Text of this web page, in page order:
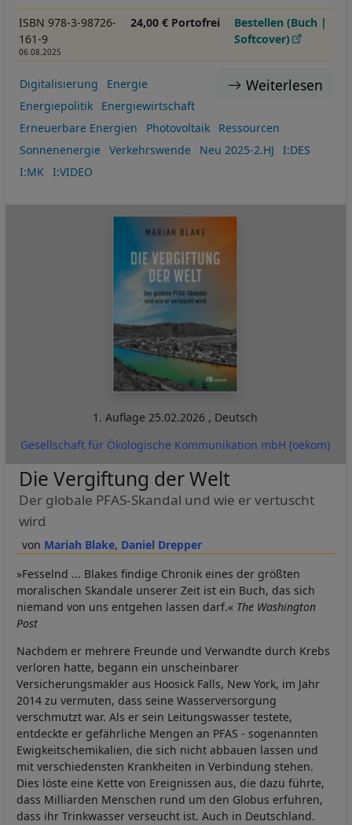
ISBN 978-3-98726-
161-9
06.08.2025
24,00 € Portofrei
Bestellen (Buch |
Softcover)
Weiterlesen
Digitalisierung
Energie
Energiepolitik
Energiewirtschaft
Erneuerbare Energien
Photovoltaik
Ressourcen
Sonnenenergie
Verkehrswende Neu 2025-2.HJ
I:DES
I:MK
I:VIDEO
1. Auflage25.02.2026 , Deutsch
Gesellschaft für Ökologische Kommunikation mbH (oekom)
Mariah Blake Daniel Drepper
Die Vergiftung der Welt
Der globale PFAS-Skandal und wie er vertuscht
wird
»Fesselnd ... Blakes findige Chronik eines der größten
moralischen Skandale unserer Zeit ist ein Buch, das sich
niemand von uns entgehen lassen darf.« The Washington
Post
Nachdem er mehrere Freunde und Verwandte durch Krebs
verloren hatte, begann ein unscheinbarer
Versicherungsmakler aus Hoosick Falls, New York, im Jahr
2014 zu vermuten, dass seine Wasserversorgung
verschmutzt war. Als er sein Leitungswasser testete,
entdeckte er gefährliche Mengen an PFAS - sogenannten
Ewigkeitschemikalien, die sich nicht abbauen lassen und
mit verschiedensten Krankheiten in Verbindung stehen.
Dies löste eine Kette von Ereignissen aus, die dazu führte,
dass Milliarden Menschen rund um den Globus erfuhren,
dass ihr Trinkwasser verseucht ist. Auch in Deutschland.